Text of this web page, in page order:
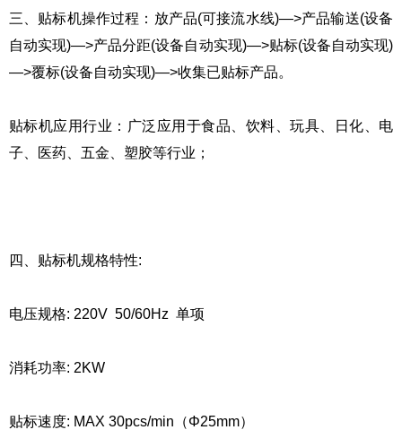
三、贴标机操作过程：放产品(可接流水线)—>产品输送(设备
自动实现)—>产品分距(设备自动实现)—>贴标(设备自动实现)
—>覆标(设备自动实现)—>收集已贴标产品。
贴标机应用行业：广泛应用于食品、饮料、玩具、日化、电
子、医药、五金、塑胶等行业；
四、贴标机规格特性:
电压规格: 220V 50/60Hz 单项
消耗功率: 2KW
贴标速度: MAX 30pcs/min（Φ25mm）